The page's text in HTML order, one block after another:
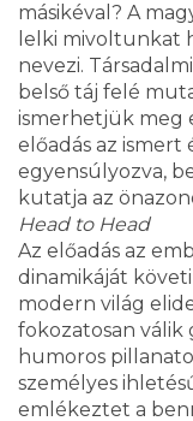
másikéval? A
lelki mivoltunkat
nevezi.
belső táj felé
ismerhetjük meg
előadás az ismert
egyensúlyozva,
kutatja az
Head to Head
Az előadás az
dinamikáját
modern világ
fokozatosan válik
humoros
személyes
emlékeztet a